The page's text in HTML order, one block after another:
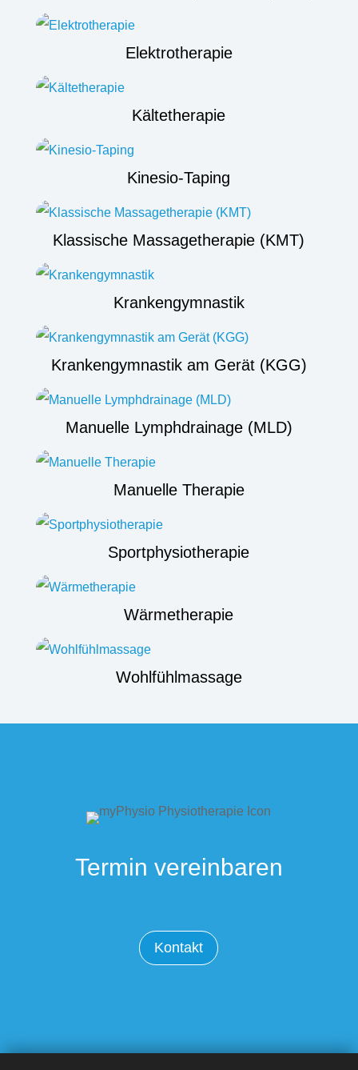
Elektrotherapie
Kältetherapie
Kinesio-Taping
Klassische Massagetherapie (KMT)
Krankengymnastik
Krankengymnastik am Gerät (KGG)
Manuelle Lymphdrainage (MLD)
Manuelle Therapie
Sportphysiotherapie
Wärmetherapie
Wohlfühlmassage
Termin vereinbaren
Kontakt